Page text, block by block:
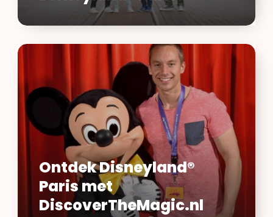
Ontdek
Paris
met
DiscoverTheMagic.nl
Ontdek Disneyland®
Paris met
DiscoverTheMagic.nl